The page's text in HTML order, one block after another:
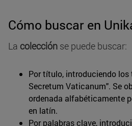
Cómo buscar en
La colección se puede buscar:
Por título, introduciendo los
Secretum Vaticanum". Se
ordenada alfabéticamente
en latín.
Por palabras clave,